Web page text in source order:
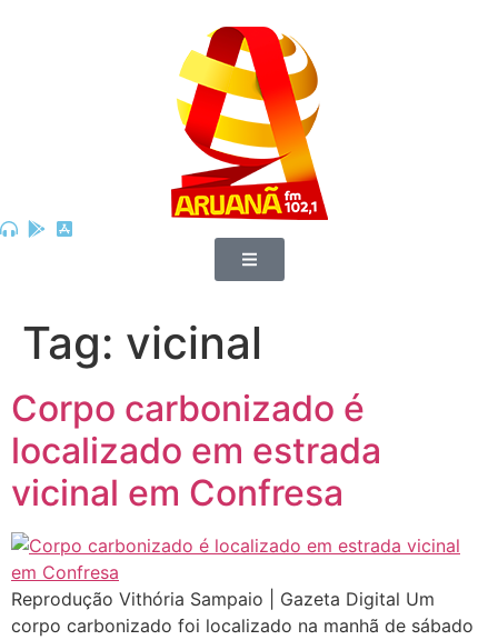
Tag: vicinal
Corpo carbonizado é
localizado em estrada
vicinal em Confresa
Reprodução Vithória Sampaio | Gazeta Digital Um
corpo carbonizado foi localizado na manhã de sábado